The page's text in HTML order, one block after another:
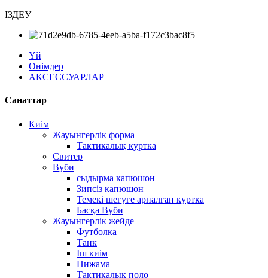
ІЗДЕУ
Үй
Өнімдер
АКСЕССУАРЛАР
Санаттар
Киім
Жауынгерлік форма
Тактикалық куртка
Свитер
Вуби
сыдырма капюшон
Зипсіз капюшон
Темекі шегуге арналған куртка
Басқа Вуби
Жауынгерлік жейде
Футболка
Танк
Іш киім
Пижама
Тактикалық поло